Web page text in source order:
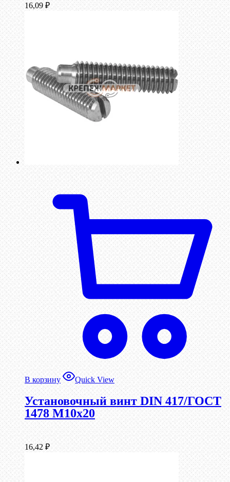
16,09 ₽
В корзину Quick View
Установочный винт DIN 417/ГОСТ
1478 М10х20
16,42 ₽